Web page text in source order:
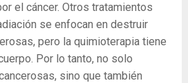
el cáncer. Otros tratamientos
se enfocan en destruir
pero la quimioterapia tiene
Por lo tanto, no solo
sino que también